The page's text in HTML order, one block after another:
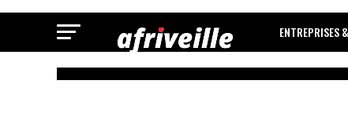
ENTREPRISES